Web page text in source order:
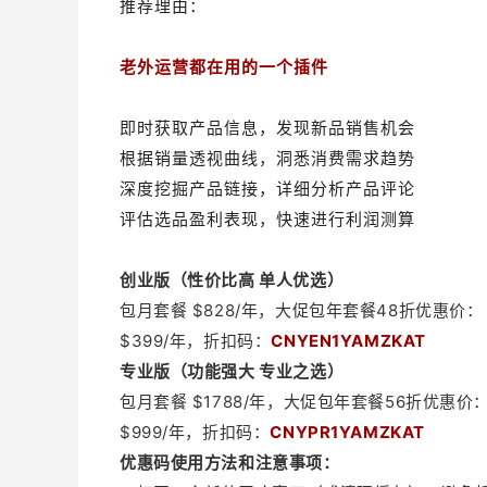
推荐理由：
老外运营都在用的一个插件
即时获取产品信息，发现新品销售机会
根据销量透视曲线，洞悉消费需求趋势
深度挖掘产品链接，详细分析产品评论
评估选品盈利表现，快速进行利润测算
创业版（性价比高 单人优选）
包月套餐 $828/年，大促包年套餐48折优惠价：
$399/年，折扣码 ：CNYEN1YAMZKAT
专业版（功能强大 专业之选）
包月套餐 $1788/年，大促包年套餐56折优惠价
$999/年，折扣码：CNYPR1YAMZKAT
优惠码使用方法和注意事项：